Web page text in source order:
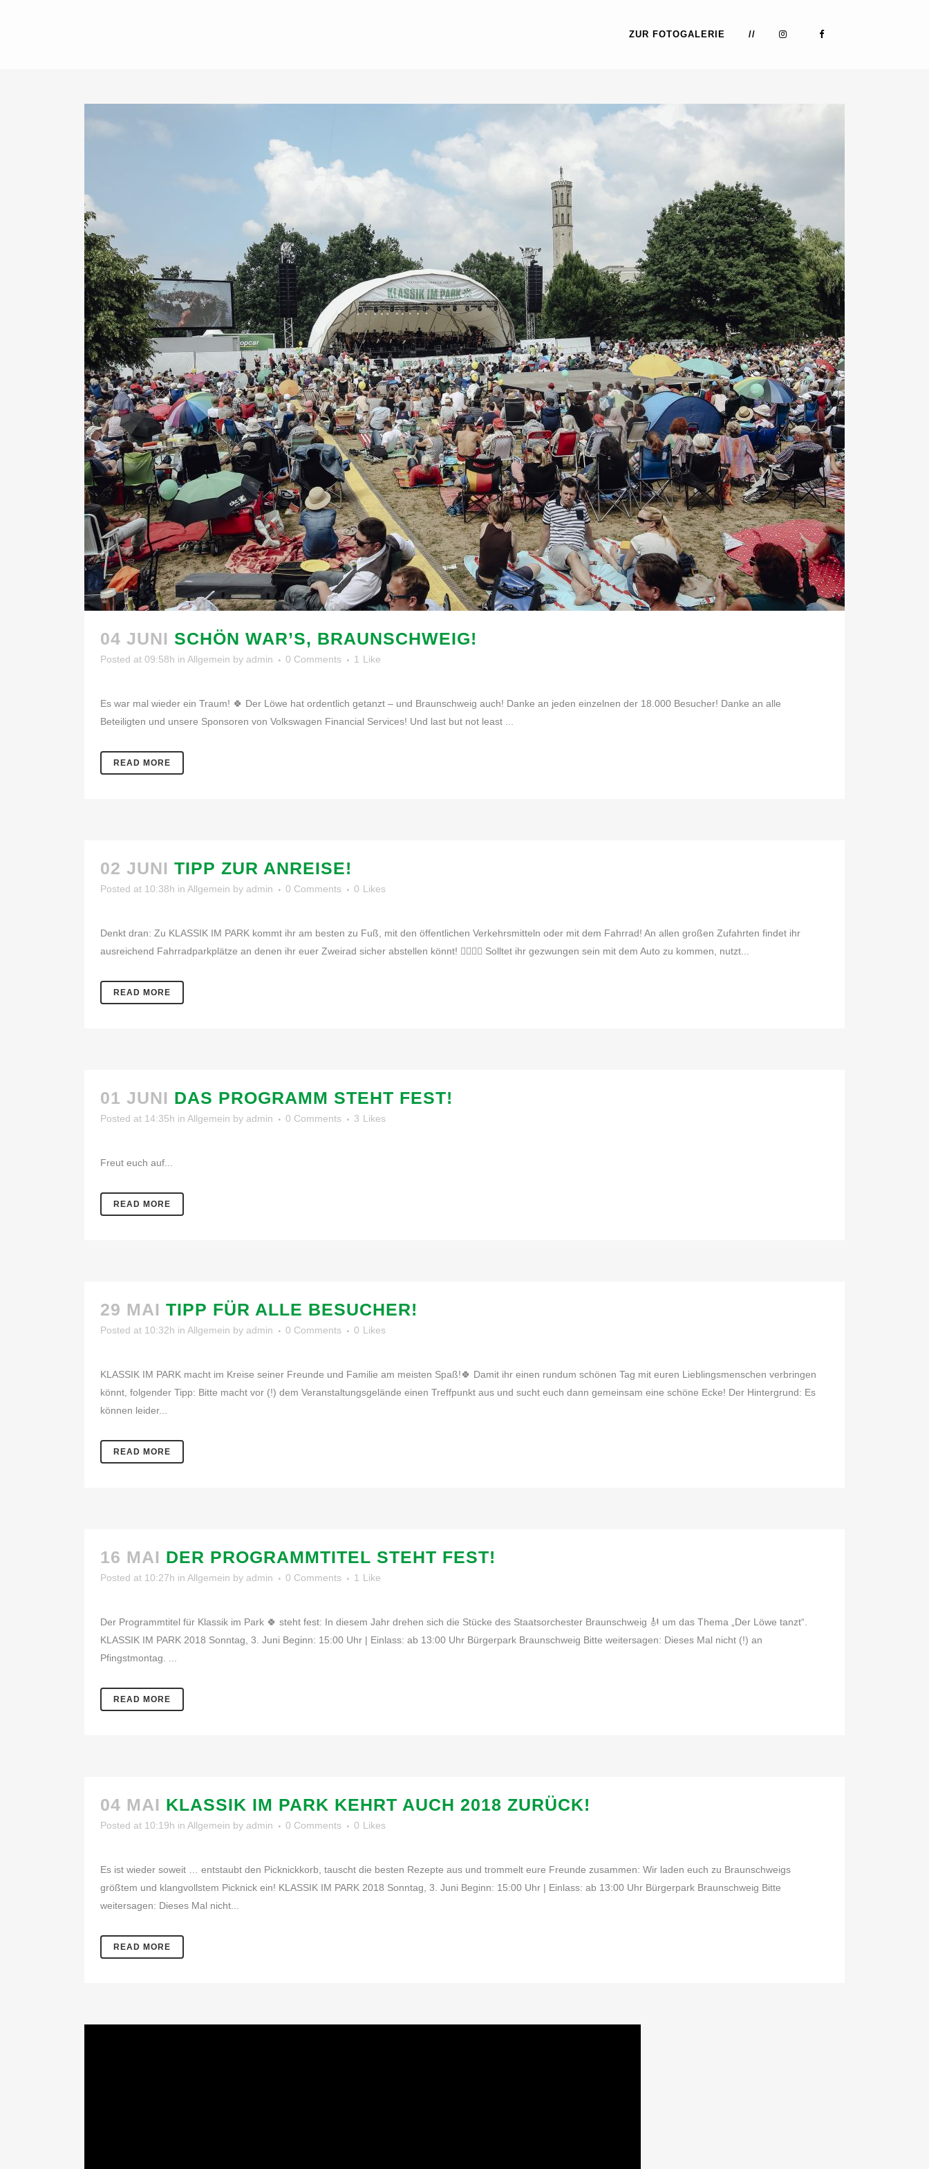
ZUR FOTOGALERIE //
04 JUNI SCHÖN WAR’S, BRAUNSCHWEIG!
Posted at 09:58h in Allgemein by admin 0 Comments 1 Like
Es war mal wieder ein Traum! 🍀 Der Löwe hat ordentlich getanzt – und Braunschweig auch! Danke an jeden einzelnen der 18.000 Besucher! Danke an alle
Beteiligten und unsere Sponsoren von Volkswagen Financial Services! Und last but not least ...
READ MORE
02 JUNI TIPP ZUR ANREISE!
Posted at 10:38h in Allgemein by admin 0 Comments 0 Likes
Denkt dran: Zu KLASSIK IM PARK kommt ihr am besten zu Fuß, mit den öffentlichen Verkehrsmitteln oder mit dem Fahrrad! An allen großen Zufahrten findet ihr
ausreichend Fahrradparkplätze an denen ihr euer Zweirad sicher abstellen könnt! 🚴‍♂️🚴‍♀️ Solltet ihr gezwungen sein mit dem Auto zu kommen, nutzt...
READ MORE
01 JUNI DAS PROGRAMM STEHT FEST!
Posted at 14:35h in Allgemein by admin 0 Comments 3 Likes
Freut euch auf...
READ MORE
29 MAI TIPP FÜR ALLE BESUCHER!
Posted at 10:32h in Allgemein by admin 0 Comments 0 Likes
KLASSIK IM PARK macht im Kreise seiner Freunde und Familie am meisten Spaß!🍀 Damit ihr einen rundum schönen Tag mit euren Lieblingsmenschen verbringen
könnt, folgender Tipp: Bitte macht vor (!) dem Veranstaltungsgelände einen Treffpunkt aus und sucht euch dann gemeinsam eine schöne Ecke! Der Hintergrund: Es
können leider...
READ MORE
16 MAI DER PROGRAMMTITEL STEHT FEST!
Posted at 10:27h in Allgemein by admin 0 Comments 1 Like
Der Programmtitel für Klassik im Park 🍀 steht fest: In diesem Jahr drehen sich die Stücke des Staatsorchester Braunschweig 🎻 um das Thema „Der Löwe tanzt“.
KLASSIK IM PARK 2018 Sonntag, 3. Juni Beginn: 15:00 Uhr | Einlass: ab 13:00 Uhr Bürgerpark Braunschweig Bitte weitersagen: Dieses Mal nicht (!) an
Pfingstmontag. ...
READ MORE
04 MAI KLASSIK IM PARK KEHRT AUCH 2018 ZURÜCK!
Posted at 10:19h in Allgemein by admin 0 Comments 0 Likes
Es ist wieder soweit … entstaubt den Picknickkorb, tauscht die besten Rezepte aus und trommelt eure Freunde zusammen: Wir laden euch zu Braunschweigs
größtem und klangvollstem Picknick ein! KLASSIK IM PARK 2018 Sonntag, 3. Juni Beginn: 15:00 Uhr | Einlass: ab 13:00 Uhr Bürgerpark Braunschweig Bitte
weitersagen: Dieses Mal nicht...
READ MORE